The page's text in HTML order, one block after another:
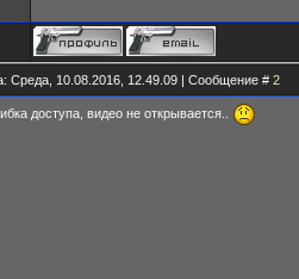
Среда, 10.08.2016, 12.49.09 | Сообщение # 2
доступа, видео не открывается..